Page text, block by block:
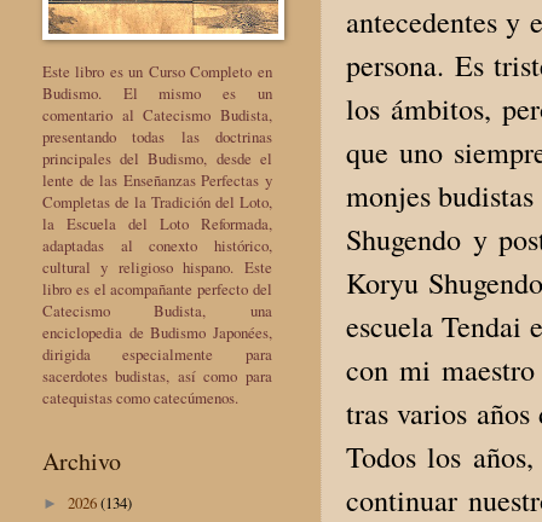
antecedentes y
persona. Es
los ámbitos,
que uno
monjes
Shugendo y
Koryu
escuela Tendai
con mi
tras varios
Todos los
continuar
Este libro es un Curso Completo en
Budismo. El mismo es un
comentario al Catecismo Budista,
presentando todas las doctrinas
principales del Budismo, desde el
lente de las Enseñanzas Perfectas y
Completas de la Tradición del Loto,
la Escuela del Loto Reformada,
adaptadas al conexto histórico,
cultural y religioso hispano. Este
libro es el acompañante perfecto del
Catecismo Budista, una
enciclopedia de Budismo Japonées,
dirigida especialmente para
sacerdotes budistas, así como para
catequistas como catecúmenos.
Archivo
► 2026(134)